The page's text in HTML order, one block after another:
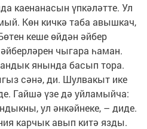
каенанасын үпкәләтте. Ул
Көн кичкә таба авышкач,
кеше өйдән әйбер
чыгара һаман.
янында басып тора.
сәнә, ди. Шулвакыт ике
Гайшә үзе дә уйламыйча:
ул әнкәйнеке, – диде.
карчык авып китә язды.